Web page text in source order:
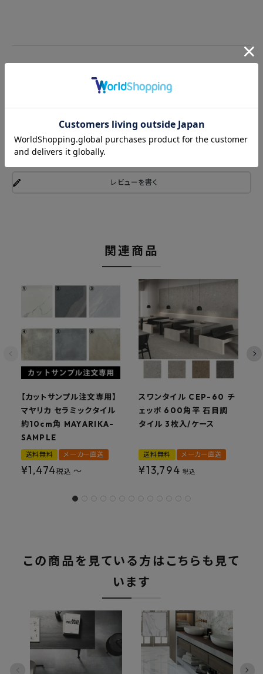
商品レビュー
レビューを書く
関連商品
【カットサンプル注文専用】
マヤリカ セラミックタイル
約10cm角 MAYARIKA-
SAMPLE
送料無料 メーカー直送
¥1,474税込 〜
スワンタイル CEP-60 チ
ェッポ 600角平 石目調
タイル 3枚入/ケース
送料無料 メーカー直送
¥13,794 税込
この商品を見ている方はこちらも見て
います